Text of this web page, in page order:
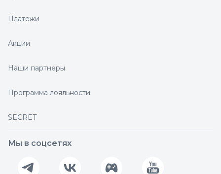
Платежи
Акции
Наши партнеры
Программа лояльности
SECRET
Мы в соцсетях